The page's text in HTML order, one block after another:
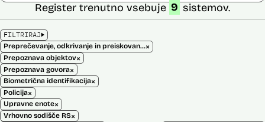
FILTRIRAJ
Preprečevanje, odkrivanje in preiskovanje kaznivih dejanj×
Prepoznava objektov×
Prepoznava govora×
Biometrična identifikacija×
Policija×
Upravne enote×
Vrhovno sodišče RS×
Register trenutno vsebuje 9 sistemov.